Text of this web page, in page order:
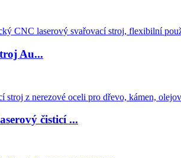
Au...
čisticí ...